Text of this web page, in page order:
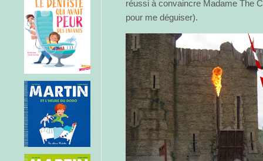
réussi à convaincre Madame The
pour me déguiser).